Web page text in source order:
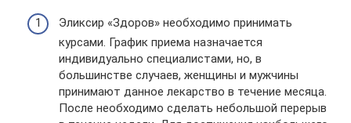
Эликсир «Здоров» необходимо принимать
курсами. График приема назначается
индивидуально специалистами, но, в
большинстве случаев, женщины и мужчины
принимают данное лекарство в течение месяца.
После необходимо сделать небольшой перерыв